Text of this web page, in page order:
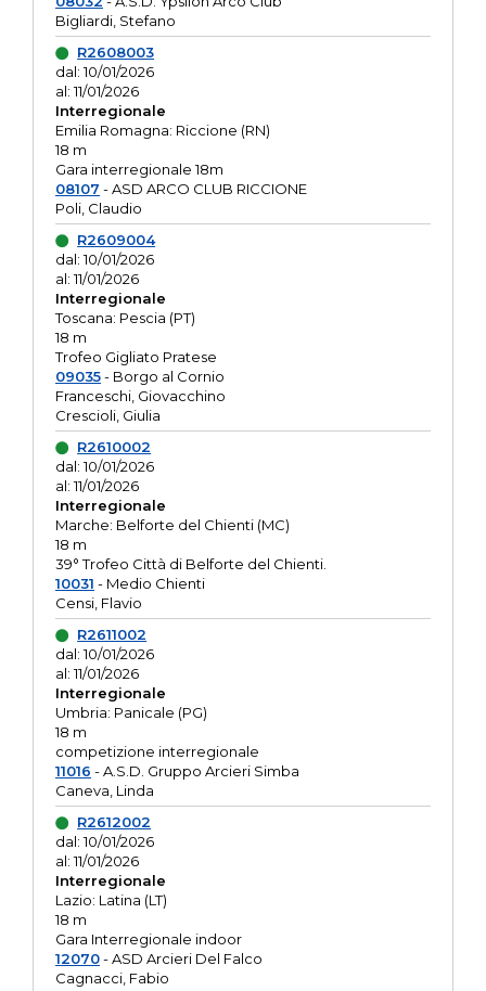
Bigliardi, Stefano
R2608003
dal: 10/01/2026
al: 11/01/2026
Interregionale
Emilia Romagna: Riccione (RN)
18 m
Gara interregionale 18m
08107 - ASD ARCO CLUB RICCIONE
Poli, Claudio
R2609004
dal: 10/01/2026
al: 11/01/2026
Interregionale
Toscana: Pescia (PT)
18 m
Trofeo Gigliato Pratese
09035- Borgo al Cornio
Franceschi, Giovacchino
Crescioli, Giulia
R2610002
dal: 10/01/2026
al: 11/01/2026
Interregionale
Marche: Belforte del Chienti (MC)
18 m
39° Trofeo Città di Belforte del Chienti.
10031 - Medio Chienti
Censi, Flavio
R2611002
dal: 10/01/2026
al: 11/01/2026
Interregionale
Umbria: Panicale (PG)
18 m
competizione interregionale
11016 - A.S.D. Gruppo Arcieri Simba
Caneva, Linda
R2612002
dal: 10/01/2026
al: 11/01/2026
Interregionale
Lazio: Latina (LT)
18 m
Gara Interregionale indoor
12070- ASD Arcieri Del Falco
Cagnacci, Fabio